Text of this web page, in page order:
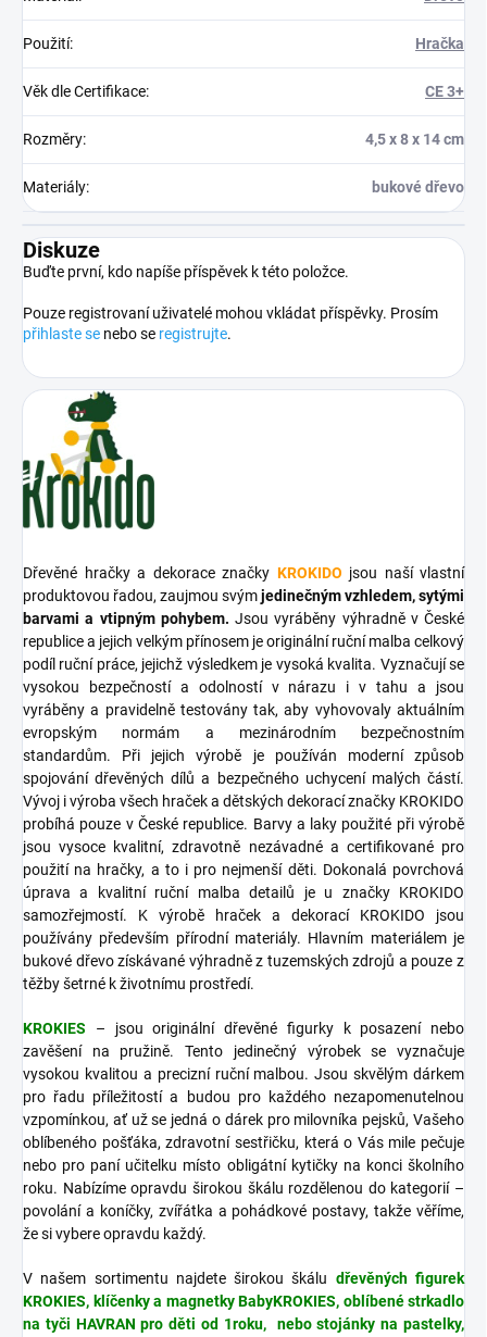
Použití: Hračka
Věk dle Certifikace: CE 3+
Rozměry: 4,5 x 8 x 14 cm
Materiály: bukové dřevo
Diskuze
Buďte první, kdo napíše příspěvek k této položce.
Pouze registrovaní uživatelé mohou vkládat příspěvky. Prosím
přihlaste se nebo se registrujte.
Dřevěné hračky a dekorace značky KROKIDO jsou naší vlastní
produktovou řadou, zaujmou svýmjedinečným vzhledem, sytými
barvami a vtipným pohybem. Jsou vyráběny výhradně v České
republice a jejich velkým přínosem je originální ruční malba celkový
podíl ruční práce, jejichž výsledkem je vysoká kvalita. Vyznačují se
vysokou bezpečností a odolností v nárazu i v tahu a jsou
vyráběny a pravidelně testovány tak, aby vyhovovaly aktuálním
evropským normám a mezinárodním bezpečnostním
standardům. Při jejich výrobě je používán moderní způsob
spojování dřevěných dílů a bezpečného uchycení malých částí.
Vývoj i výroba všech hraček a dětských dekorací značky KROKIDO
probíhá pouze v České republice. Barvy a laky použité při výrobě
jsou vysoce kvalitní, zdravotně nezávadné a certifikované pro
použití na hračky, a to i pro nejmenší děti. Dokonalá povrchová
úprava a kvalitní ruční malba detailů je u značky KROKIDO
samozřejmostí. K výrobě hraček a dekorací KROKIDO jsou
používány především přírodní materiály. Hlavním materiálem je
bukové dřevo získávané výhradně z tuzemských zdrojů a pouze z
těžby šetrné k životnímu prostředí.
KROKIES
– jsou originální dřevěné figurky k posazení nebo
zavěšení na pružině. Tento jedinečný výrobek se vyznačuje
vysokou kvalitou a precizní ruční malbou. Jsou skvělým dárkem
pro řadu příležitostí a budou pro každého nezapomenutelnou
vzpomínkou, ať už se jedná o dárek pro milovníka pejsků, Vašeho
oblíbeného pošťáka, zdravotní sestřičku, která o Vás mile pečuje
nebo pro paní učitelku místo obligátní kytičky na konci školního
roku. Nabízíme opravdu širokou škálu rozdělenou do kategorií –
povolání a koníčky, zvířátka a pohádkové postavy, takže věříme,
že si vybere opravdu každý.
V našem sortimentu najdete širokou škálu dřevěných figurek
KROKIES, klíčenky a magnetky BabyKROKIES, oblíbené strkadlo
na tyči HAVRAN pro děti od 1roku, nebo stojánky na pastelky,